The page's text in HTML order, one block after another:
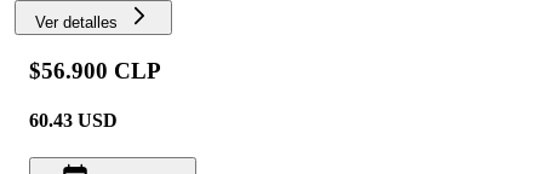
Ver detalles
$56.900 CLP
60.43 USD